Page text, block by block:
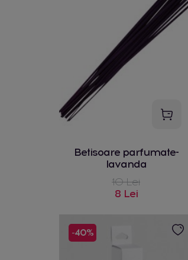
Betisoare parfumate-
lavanda
10 Lei
8 Lei
-40%